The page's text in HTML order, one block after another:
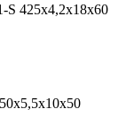
S 425x4,2x18x60